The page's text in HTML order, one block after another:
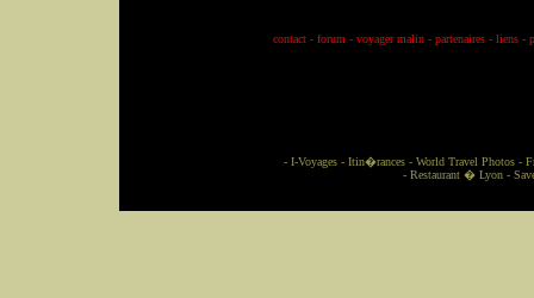
contact- forum - voyager malin- partenaires- liens-
- I-Voyages- Itin�rances- World Travel Photos-
- Restaurant � Lyon-